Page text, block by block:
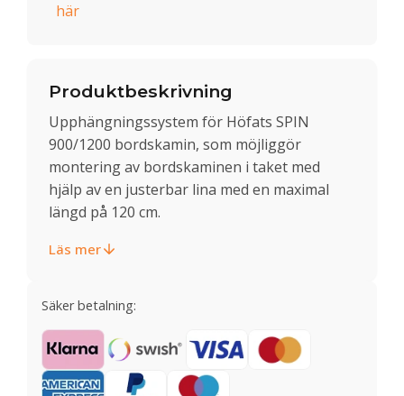
här
Produktbeskrivning
Upphängningssystem för Höfats SPIN
900/1200 bordskamin, som möjliggör
montering av bordskaminen i taket med
hjälp av en justerbar lina med en maximal
längd på 120 cm.
Läs mer
Säker betalning: